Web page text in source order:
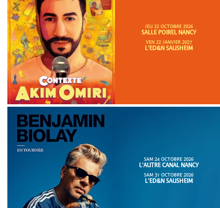
JEU 22 OCTOBRE 2026
SALLE POIREL NANCY
VEN 22 JANVIER 2027
L'ED&N SAUSHEIM
SAM 24 OCTOBRE 2026
L'AUTRE CANAL NANCY
SAM 31 OCTOBRE 2026
L'ED&N SAUSHEIM